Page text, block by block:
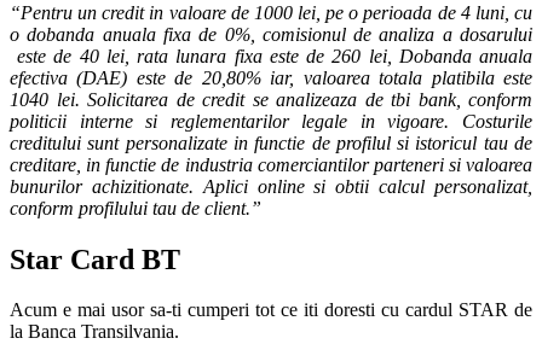
“Pentru un credit in valoare de 1000 lei, pe o perioada de 4 luni, cu
o dobanda anuala fixa de 0%, comisionul de analiza a dosarului
este de 40 lei, rata lunara fixa este de 260 lei, Dobanda anuala
efectiva (DAE) este de 20,80% iar, valoarea totala platibila este
1040 lei. Solicitarea de credit se analizeaza de tbi bank, conform
politicii interne si reglementarilor legale in vigoare. Costurile
creditului sunt personalizate in functie de profilul si istoricul tau de
creditare, in functie de industria comerciantilor parteneri si valoarea
bunurilor achizitionate. Aplici online si obtii calcul personalizat,
conform profilului tau de client.”
Star Card BT
Acum e mai usor sa-ti cumperi tot ce iti doresti cu cardul STAR de
la Banca Transilvania.